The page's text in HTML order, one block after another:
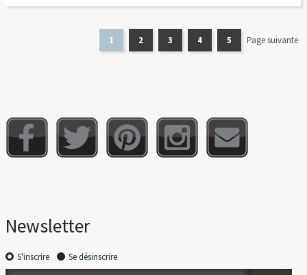
1 2 3 4 5 Page suivante
Newsletter
S'inscrire Se désinscrire